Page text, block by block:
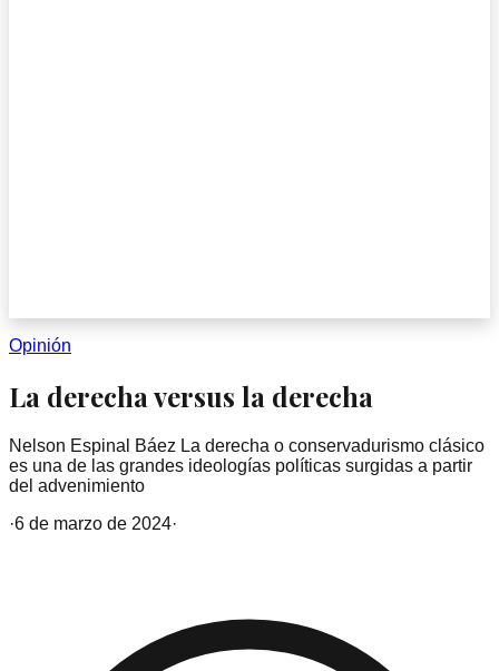
Opinión
La derecha versus la derecha
Nelson Espinal Báez La derecha o conservadurismo clásico
es una de las grandes ideologías políticas surgidas a partir
del advenimiento
·6 de marzo de 2024·